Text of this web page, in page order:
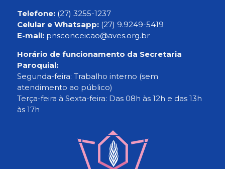
Telefone: (27) 3255-1237
Celular e Whatsapp: (27) 9.9249-5419
E-mail: pnsconceicao@aves.org.br
Horário de funcionamento da Secretaria
Paroquial:
Segunda-feira: Trabalho interno (sem
atendimento ao público)
Terça-feira à Sexta-feira: Das 08h às 12h e das 13h
às 17h